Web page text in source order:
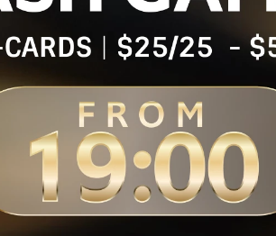
Поздняя
регистрация
Событие